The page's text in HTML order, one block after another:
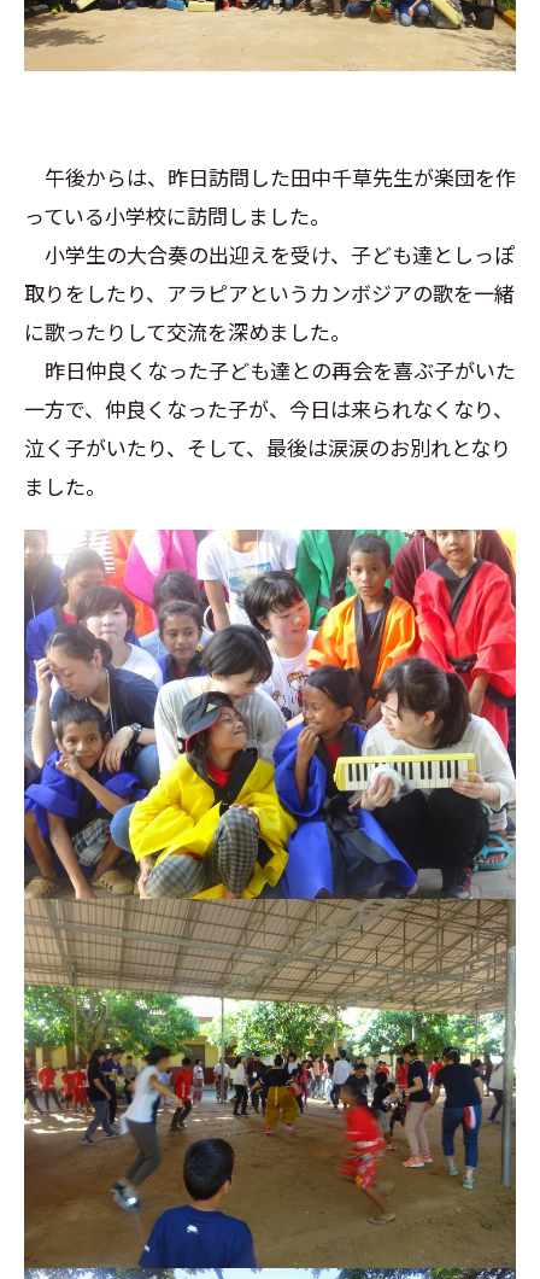
午後からは、昨日訪問した田中千草先生が楽団を作
っている小学校に訪問しました。
小学生の大合奏の出迎えを受け、子ども達としっぽ
取りをしたり、アラピアというカンボジアの歌を一緒
に歌ったりして交流を深めました。
昨日仲良くなった子ども達との再会を喜ぶ子がいた
一方で、仲良くなった子が、今日は来られなくなり、
泣く子がいたり、そして、最後は涙涙のお別れとなり
ました。